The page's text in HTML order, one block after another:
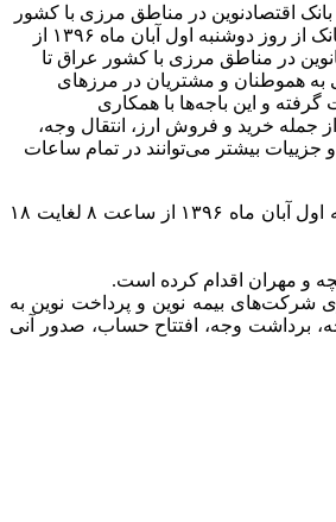
اقتصادنوین در مناطق مرزی با کشور
عراق افزایش یافت به گزارش بانک مردم به نقل از روابط عمومی بانک اقتصادنوین، به همین منظور ساعت کار شعب ارشاد و فردوسی کرمانشاه، آبادان و ایلام این بانک از روز دوشنبه اول آبان ماه ۱۳۹۶ از
در مناطق مرزی با کشور عراق تا
به هموطنان و مشتریان در مرزهای
۲۴ ساعته در مرزهای شلمچه و مهران صورت گرفته و این باجه‌ها با همکاری
جمله خرید و فروش ارز، انتقال وجه،
بیشتر می‌توانند در تمام ساعات
به گزارش بانک مردم به نقل از روابط عمومی بانک اقتصادنوین، به همین منظور ساعت کار شعب ارشاد و فردوسی کرمانشاه، آبادان و ایلام این بانک از روز دوشنبه اول آبان ماه ۱۳۹۶ از ساعت ۸ لغایت ۱۸
و مهران اقدام کرده است.
و این باجه‌ها با همکاری شرکت‌های بیمه نوین و پرداخت نوین به
برداشت وجه، افتتاح حساب، صدور آنی